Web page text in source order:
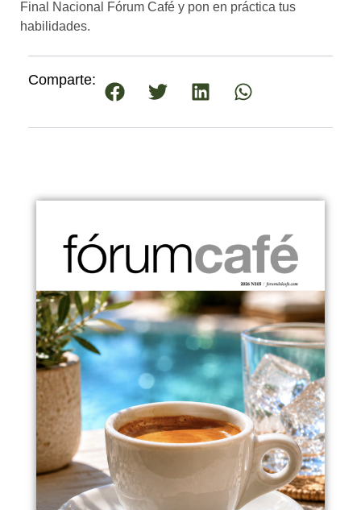
¡te imaginas vivir de tu pasión
por el café?
Final Nacional Fórum Café y pon en práctica tus
habilidades.
Comparte: